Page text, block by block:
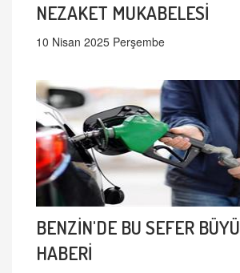
NEZAKET MUKABELESİ
10 Nisan 2025 Perşembe
BENZİN'DE BU SEFER
HABERİ